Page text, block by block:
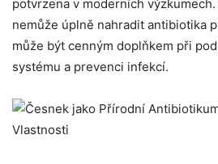
potvrzena v moderních​
nemůže úplně nahradit antibiotika
může být cenným ⁤doplňkem při
systému ​a‌ prevenci infekcí.